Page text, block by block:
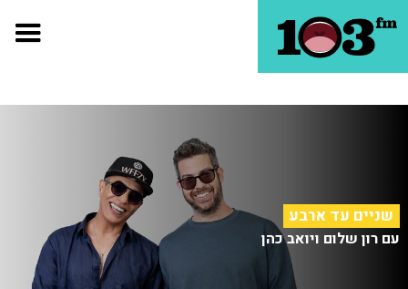
שניים עד ארבע
עם רון שלום ויואב כהן